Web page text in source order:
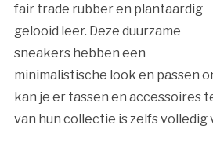
fair trade rubber en plantaardig
gelooid leer. Deze duurzame
sneakers hebben een
minimalistische look en passen
kan je er tassen en accessoires
van hun collectie is zelfs volledig